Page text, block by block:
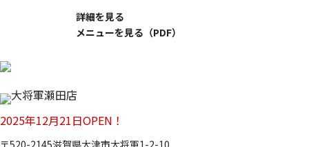
詳細を見る
メニューを見る（PDF）
大将軍瀬田店
2025年12月21日OPEN！
〒520-2145滋賀県大津市大将軍1-2-10